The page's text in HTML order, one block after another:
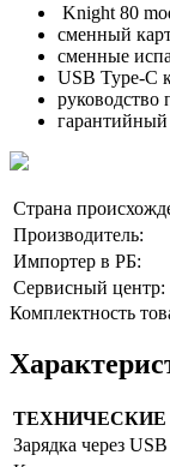
Knight 80
сменный
сменные
USB Type-C
руководство
гарантийный
Страна
Производитель:
Импортер в РБ:
Сервисный центр:
Комплектность
Зарядка через USB